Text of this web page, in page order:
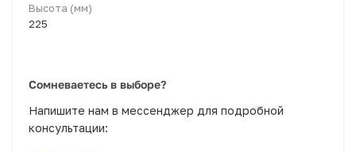
Высота (мм)
225
Сомневаетесь в выборе?
Напишите нам в мессенджер для подробной
консультации: